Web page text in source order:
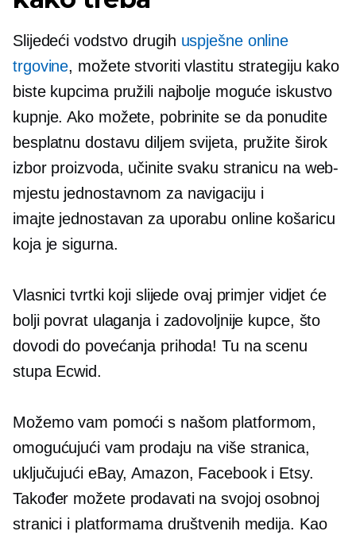
Slijedeći vodstvo drugih uspješne online
trgovine, možete stvoriti vlastitu strategiju kako
biste kupcima pružili najbolje moguće iskustvo
kupnje. Ako možete, pobrinite se da ponudite
besplatnu dostavu diljem svijeta, pružite širok
izbor proizvoda, učinite svaku stranicu na web-
mjestu jednostavnom za navigaciju i
imajte jednostavan za uporabu online košaricu
koja je sigurna.
Vlasnici tvrtki koji slijede ovaj primjer vidjet će
bolji povrat ulaganja i zadovoljnije kupce, što
dovodi do povećanja prihoda! Tu na scenu
stupa Ecwid.
Možemo vam pomoći s našom platformom,
omogućujući vam prodaju na više stranica,
uključujući eBay, Amazon, Facebook i Etsy.
Također možete prodavati na svojoj osobnoj
stranici i platformama društvenih medija. Kao